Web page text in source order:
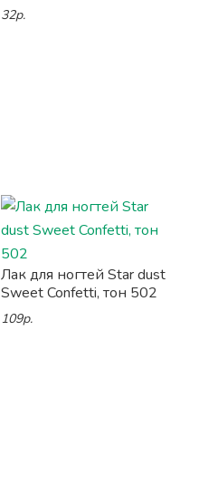
32р.
Лак для ногтей Star dust
Sweet Confetti, тон 502
109р.